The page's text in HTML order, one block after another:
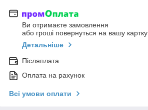
Ви отримаєте замовлення
або гроші повернуться на вашу картку
Детальніше
Післяплата
Оплата на рахунок
Всі умови оплати